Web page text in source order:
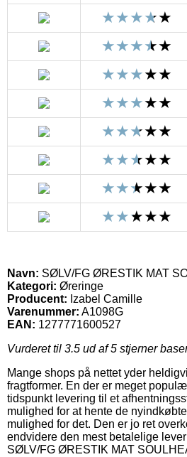
Navn: SØLV/FG ØRESTIK MAT
Kategori: Øreringe
Producent: Izabel Camille
Varenummer: A1098G
EAN: 1277771600527
Vurderet til 3.5 ud af 5 stjerner
Mange shops på nettet yder
fragtformer. En der er meget
tidspunkt levering til et
mulighed for at hente de
mulighed for det. Den er jo ret
endvidere den mest betalelige
SØLV/FG ØRESTIK MAT